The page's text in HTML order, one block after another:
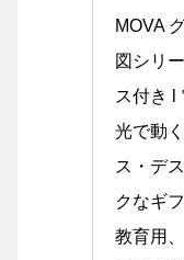
MOVA
図シリ
ス付き l
光で動
ス・デ
クなギ
教育用